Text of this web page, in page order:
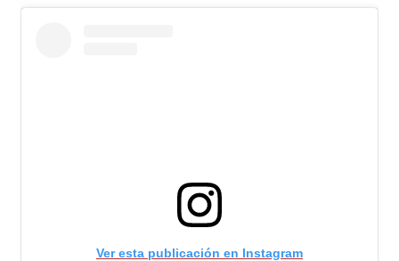
Ver esta publicación en Instagram